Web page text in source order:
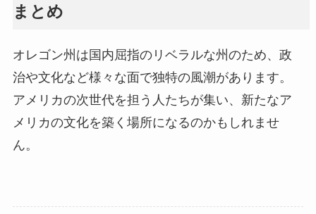
まとめ
オレゴン州は国内屈指のリベラルな州のため、政
治や文化など様々な面で独特の風潮があります。
アメリカの次世代を担う人たちが集い、新たなア
メリカの文化を築く場所になるのかもしれませ
ん。